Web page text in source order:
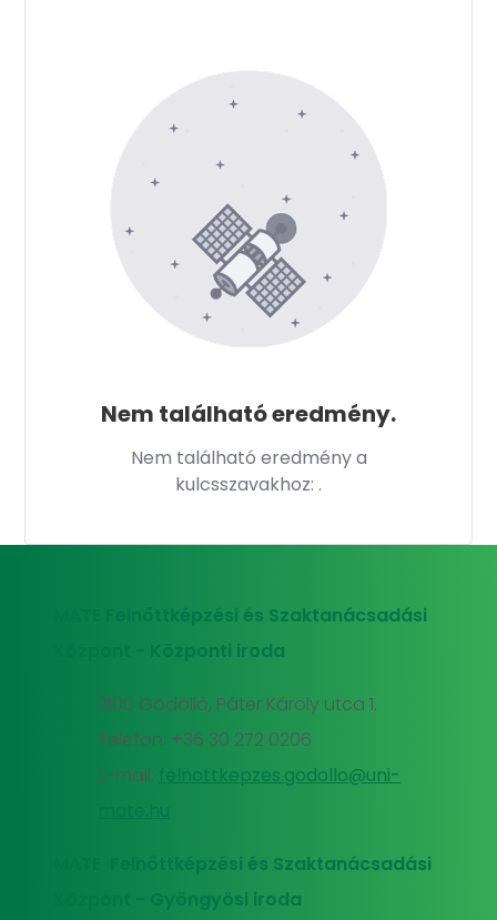
Nem található eredmény.
Nem található eredmény a
kulcsszavakhoz: .
MATE Felnőttképzési és Szaktanácsadási
Központ - Központi iroda
2100 Gödöllő, Páter Károly utca 1.
Telefon: +36 30 272 0206
E-mail:
felnottkepzes.godollo@uni-
MATE Felnőttképzési és Szaktanácsadási
Központ - Gyöngyösi iroda